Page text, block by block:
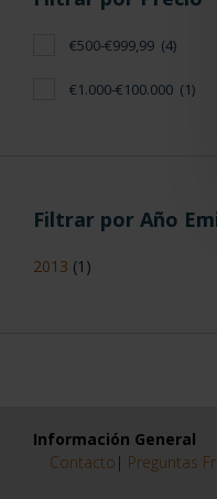
€500-€999,99 (4)
€1.000-€100.000 (1)
Filtrar por Año
2013 (1)
Información General
Contacto | Preguntas